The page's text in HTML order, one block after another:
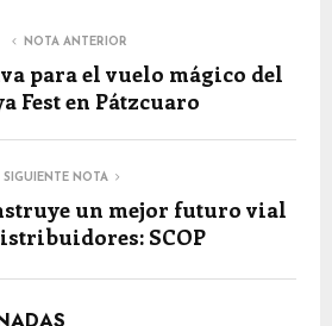
NOTA ANTERIOR
para el vuelo mágico del
Fest en Pátzcuaro
SIGUIENTE NOTA
un mejor futuro vial
SCOP